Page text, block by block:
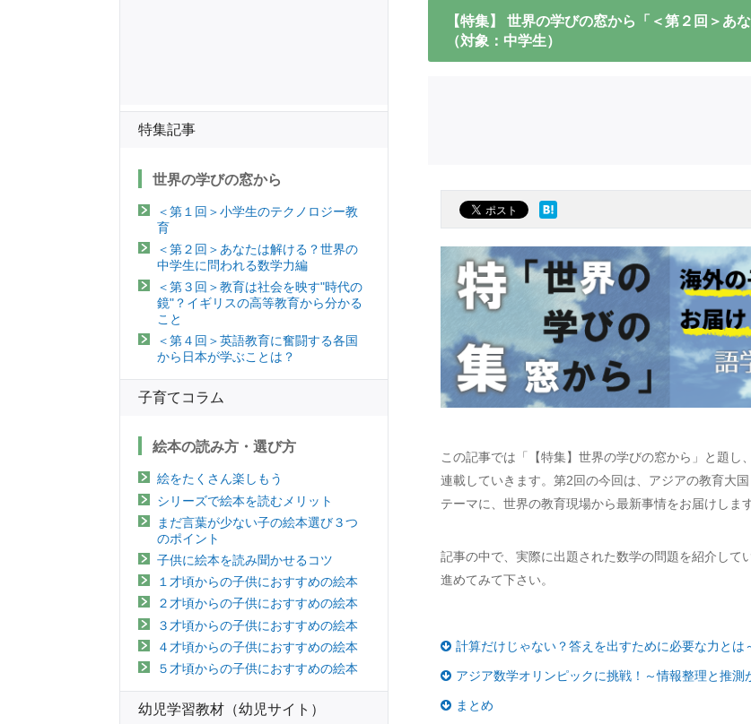
【特集】 世界の学びの窓から「＜第２回＞あ
（対象：中学生）
この記事では「【特集】世界の学びの窓から」と題
連載していきます。第2回の今回は、アジアの教育大
テーマに、世界の教育現場から最新事情をお届けします
記事の中で、実際に出題された数学の問題を紹介し
進めてみて下さい。
計算だけじゃない？答えを出すために必要な力とは
アジア数学オリンピックに挑戦！～情報整理と推測
まとめ
特集記事
世界の学びの窓から
＜第１回＞小学生のテクノロジー教
育
＜第２回＞あなたは解ける？世界の
中学生に問われる数学力編
＜第３回＞教育は社会を映す"時代の
鏡"？イギリスの高等教育から分かる
こと
＜第４回＞英語教育に奮闘する各国
から日本が学ぶことは？
子育てコラム
絵本の読み方・選び方
絵をたくさん楽しもう
シリーズで絵本を読むメリット
まだ言葉が少ない子の絵本選び３つ
のポイント
子供に絵本を読み聞かせるコツ
１才頃からの子供におすすめの絵本
２才頃からの子供におすすめの絵本
３才頃からの子供におすすめの絵本
４才頃からの子供におすすめの絵本
５才頃からの子供におすすめの絵本
幼児学習教材（幼児サイト）